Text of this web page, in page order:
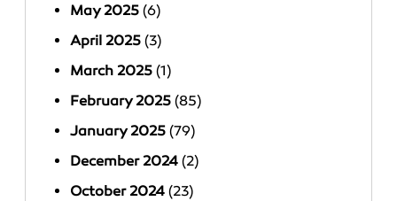
May 2025 (6)
April 2025 (3)
March 2025 (1)
February 2025 (85)
January 2025 (79)
December 2024 (2)
October 2024 (23)